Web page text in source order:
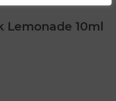
Lemonade 10ml